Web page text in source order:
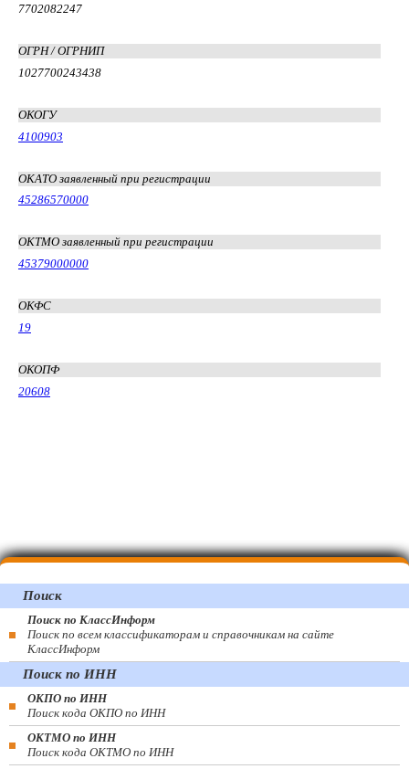
7702082247
ОГРН / ОГРНИП
1027700243438
ОКОГУ
4100903
ОКАТО заявленный при регистрации
45286570000
ОКТМО заявленный при регистрации
45379000000
ОКФС
19
ОКОПФ
20608
Поиск
Поиск по КлассИнформ
Поиск по всем классификаторам и справочникам на сайте
КлассИнформ
Поиск по ИНН
ОКПО по ИНН
Поиск кода ОКПО по ИНН
ОКТМО по ИНН
Поиск кода ОКТМО по ИНН